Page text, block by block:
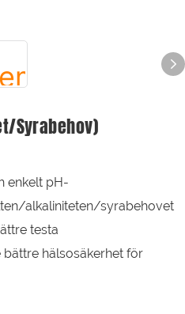
Syrabehov)
enkelt pH-
alkaliniteten/syrabehovet
testa
hälsosäkerhet för